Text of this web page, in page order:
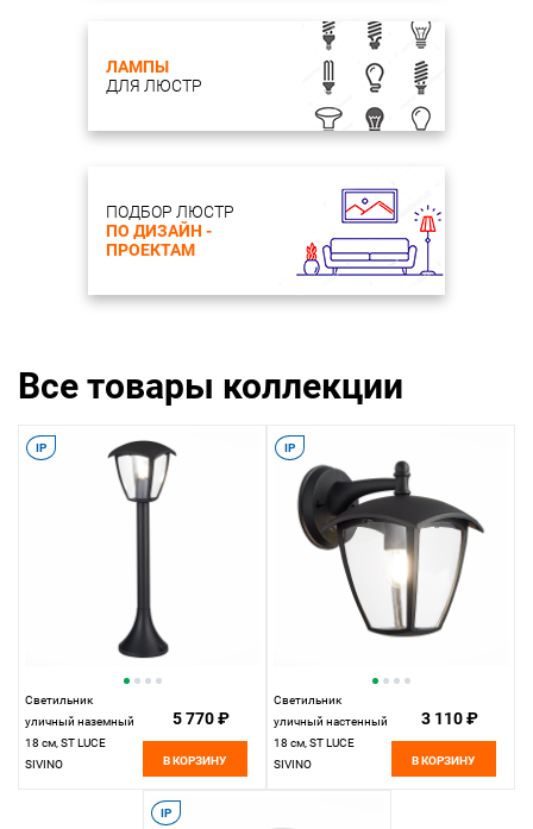
ЛАМПЫ
ДЛЯ ЛЮСТР
ПОДБОР ЛЮСТР
ПО ДИЗАЙН -
ПРОЕКТАМ
Все товары коллекции
IP
Светильник
уличный наземный
18 см, ST LUCE
SIVINO
5 770 ₽
В КОРЗИНУ
IP
Светильник
уличный настенный
18 см, ST LUCE
SIVINO
3 110 ₽
В КОРЗИНУ
IP